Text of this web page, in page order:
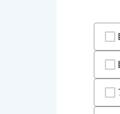
週5日常駐での作業を想定してお